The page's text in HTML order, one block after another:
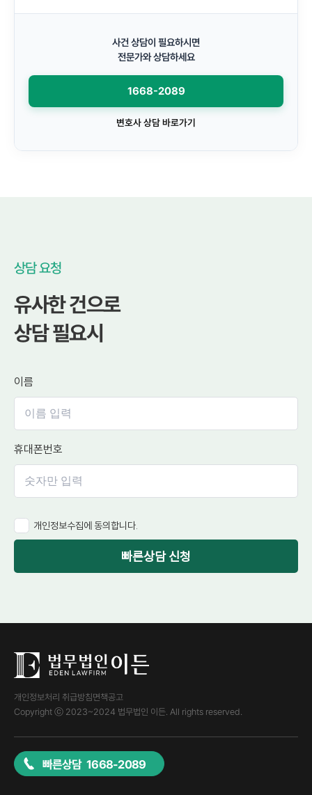
사건 상담이 필요하시면
전문가와 상담하세요
1668-2089
변호사 상담 바로가기
상담 요청
유사한 건으로
상담 필요시
이름
휴대폰번호
개인정보수집에 동의합니다.
빠른상담 신청
개인정보처리 취급방침면책공고
Copyright ⓒ 2023~2024 법무법인 이든. All rights reserved.
빠른상담 1668-2089